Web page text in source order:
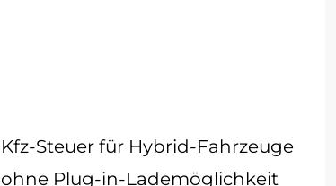
Kfz-Steuer für Hybrid-Fahrzeuge
ohne Plug-in-Lademöglichkeit